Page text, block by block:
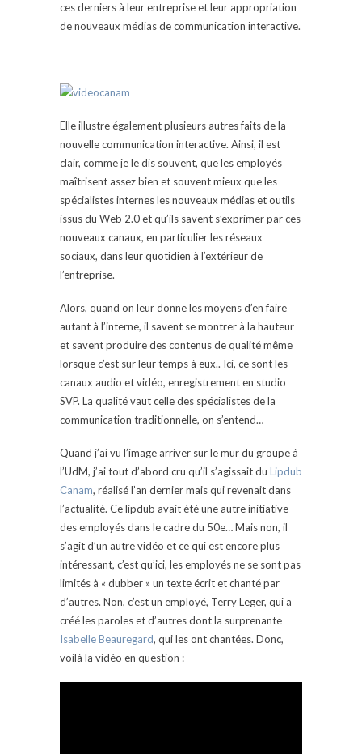
ces derniers à leur entreprise et leur appropriation
de nouveaux médias de communication interactive.
Elle illustre également plusieurs autres faits de la
nouvelle communication interactive. Ainsi, il est
clair, comme je le dis souvent, que les employés
maîtrisent assez bien et souvent mieux que les
spécialistes internes les nouveaux médias et outils
issus du Web 2.0 et qu’ils savent s’exprimer par ces
nouveaux canaux, en particulier les réseaux
sociaux, dans leur quotidien à l’extérieur de
l’entreprise.
Alors, quand on leur donne les moyens d’en faire
autant à l’interne, il savent se montrer à la hauteur
et savent produire des contenus de qualité même
lorsque c’est sur leur temps à eux.. Ici, ce sont les
canaux audio et vidéo, enregistrement en studio
SVP. La qualité vaut celle des spécialistes de la
communication traditionnelle, on s’entend…
Quand j’ai vu l’image arriver sur le mur du groupe à
l’UdM, j’ai tout d’abord cru qu’il s’agissait du Lipdub
Canam, réalisé l’an dernier mais qui revenait dans
l’actualité. Ce lipdub avait été une autre initiative
des employés dans le cadre du 50e… Mais non, il
s’agit d’un autre vidéo et ce qui est encore plus
intéressant, c’est qu’ici, les employés ne se sont pas
limités à « dubber » un texte écrit et chanté par
d’autres. Non, c’est un employé, Terry Leger, qui a
créé les paroles et d’autres dont la surprenante
Isabelle Beauregard, qui les ont chantées. Donc,
voilà la vidéo en question :